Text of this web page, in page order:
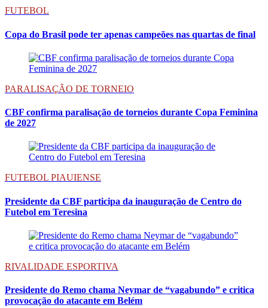
FUTEBOL
Copa do Brasil pode ter apenas campeões nas quartas de final
PARALISAÇÃO DE TORNEIO
CBF confirma paralisação de torneios durante Copa Feminina
de 2027
FUTEBOL PIAUIENSE
Presidente da CBF participa da inauguração de Centro do
Futebol em Teresina
RIVALIDADE ESPORTIVA
Presidente do Remo chama Neymar de “vagabundo” e critica
provocação do atacante em Belém